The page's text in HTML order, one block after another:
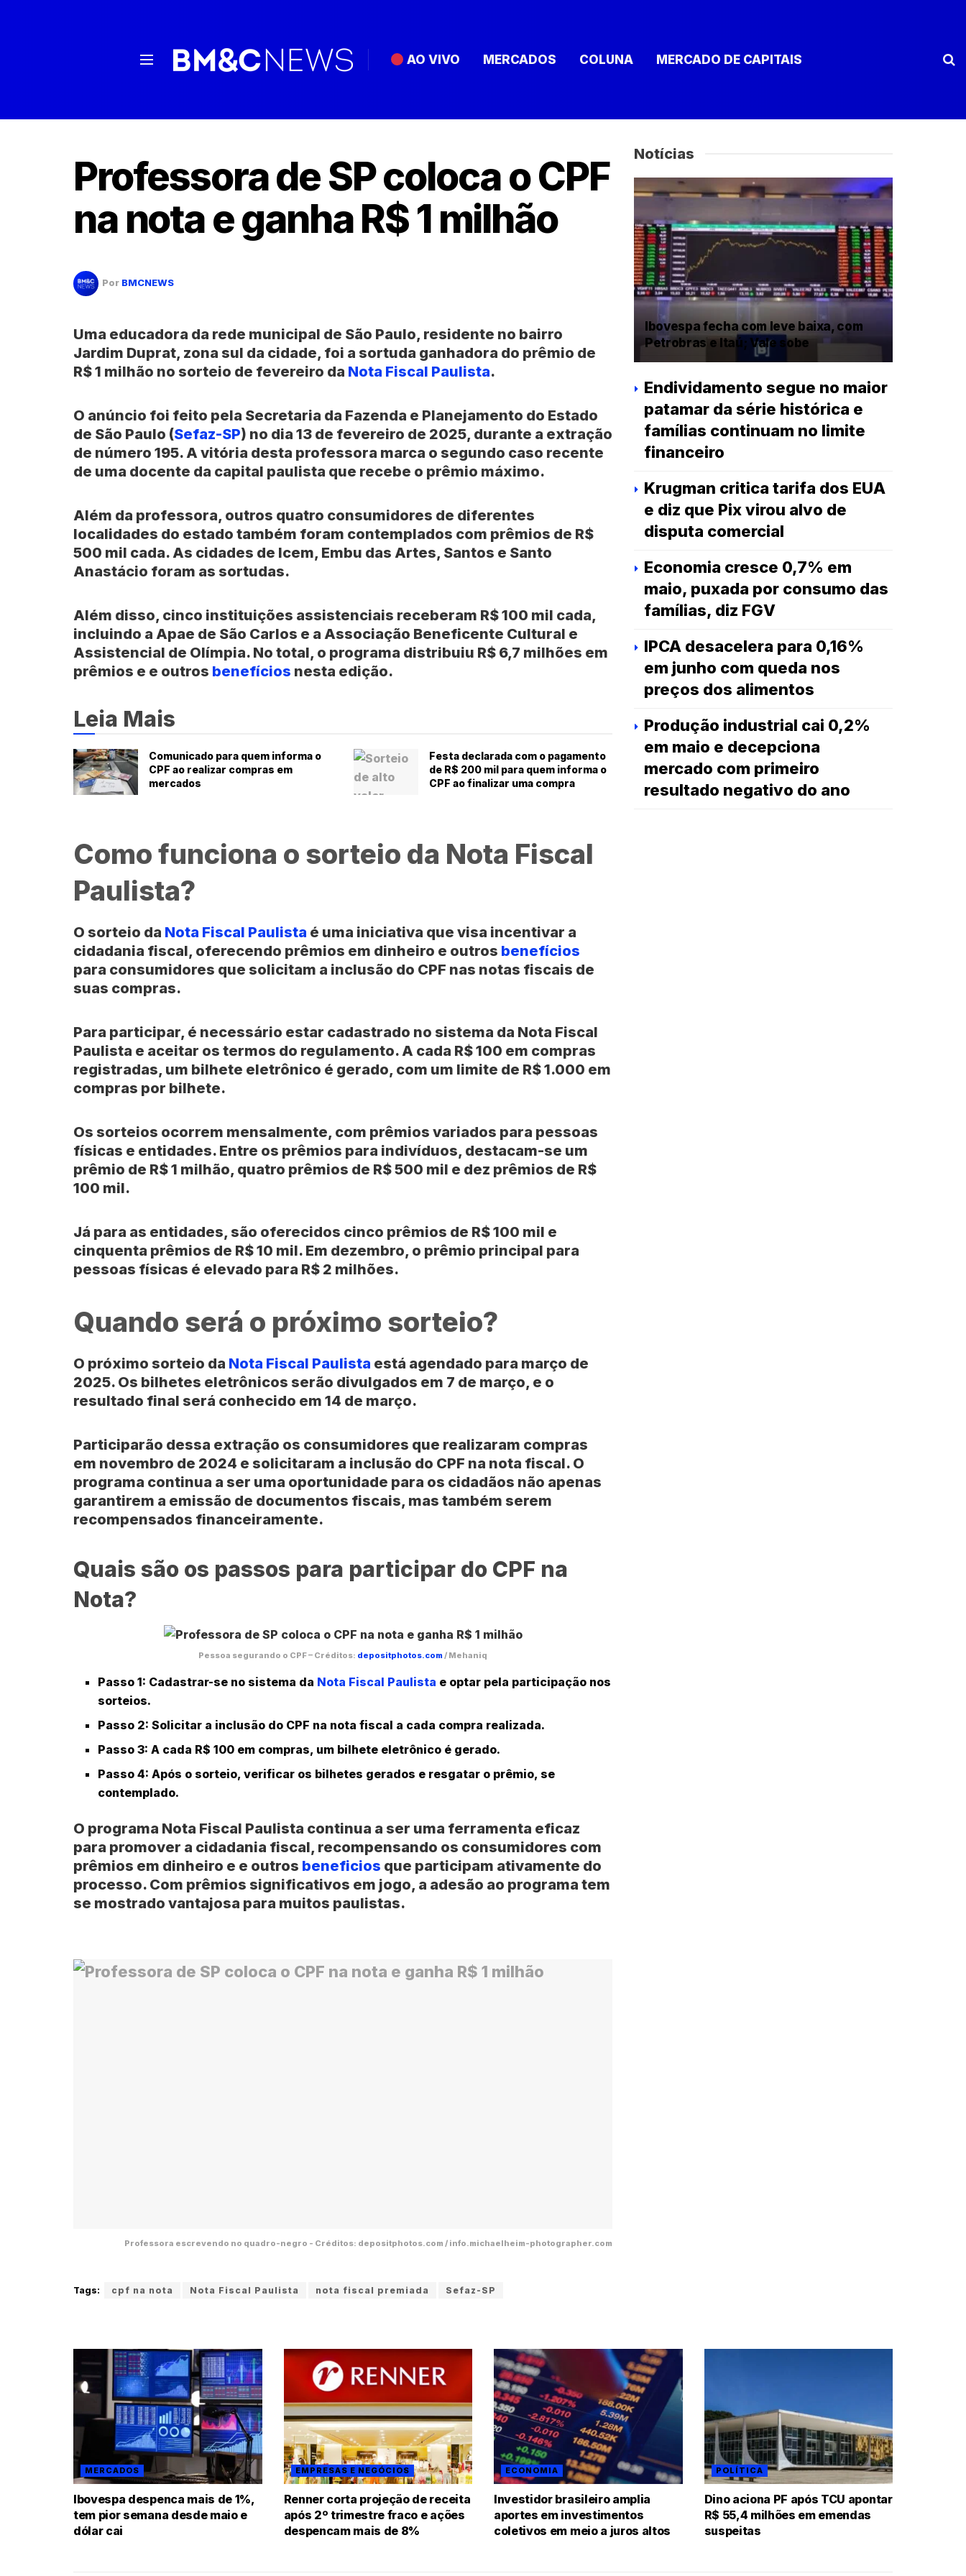
AO VIVO MERCADOS COLUNA MERCADO DE CAPITAIS
Professora de SP coloca o CPF
na nota e ganha R$ 1 milhão
Por BMCNEWS
Uma educadora da rede municipal de São Paulo, residente no bairro
Jardim Duprat, zona sul da cidade, foi a sortuda ganhadora do prêmio de
R$ 1 milhão no sorteio de fevereiro da Nota Fiscal Paulista.
O anúncio foi feito pela Secretaria da Fazenda e Planejamento do Estado
de São Paulo (Sefaz-SP) no dia 13 de fevereiro de 2025, durante a extração
de número 195. A vitória desta professora marca o segundo caso recente
de uma docente da capital paulista que recebe o prêmio máximo.
Além da professora, outros quatro consumidores de diferentes
localidades do estado também foram contemplados com prêmios de R$
500 mil cada. As cidades de Icem, Embu das Artes, Santos e Santo
Anastácio foram as sortudas.
Além disso, cinco instituições assistenciais receberam R$ 100 mil cada,
incluindo a Apae de São Carlos e a Associação Beneficente Cultural e
Assistencial de Olímpia. No total, o programa distribuiu R$ 6,7 milhões em
prêmios e e outros benefícios nesta edição.
Leia Mais
Comunicado para quem informa o
CPF ao realizar compras em
mercados
Festa declarada com o pagamento
de R$ 200 mil para quem informa o
CPF ao finalizar uma compra
Como funciona o sorteio da Nota Fiscal
Paulista?
O sorteio da Nota Fiscal Paulista é uma iniciativa que visa incentivar a
cidadania fiscal, oferecendo prêmios em dinheiro e outros benefícios
para consumidores que solicitam a inclusão do CPF nas notas fiscais de
suas compras.
Para participar, é necessário estar cadastrado no sistema da Nota Fiscal
Paulista e aceitar os termos do regulamento. A cada R$ 100 em compras
registradas, um bilhete eletrônico é gerado, com um limite de R$ 1.000 em
compras por bilhete.
Os sorteios ocorrem mensalmente, com prêmios variados para pessoas
físicas e entidades. Entre os prêmios para indivíduos, destacam-se um
prêmio de R$ 1 milhão, quatro prêmios de R$ 500 mil e dez prêmios de R$
100 mil.
Já para as entidades, são oferecidos cinco prêmios de R$ 100 mil e
cinquenta prêmios de R$ 10 mil. Em dezembro, o prêmio principal para
pessoas físicas é elevado para R$ 2 milhões.
Quando será o próximo sorteio?
O próximo sorteio da Nota Fiscal Paulista está agendado para março de
2025. Os bilhetes eletrônicos serão divulgados em 7 de março, e o
resultado final será conhecido em 14 de março.
Participarão dessa extração os consumidores que realizaram compras
em novembro de 2024 e solicitaram a inclusão do CPF na nota fiscal. O
programa continua a ser uma oportunidade para os cidadãos não apenas
garantirem a emissão de documentos fiscais, mas também serem
recompensados financeiramente.
Quais são os passos para participar do CPF na
Nota?
Pessoa segurando o CPF – Créditos: depositphotos.com/ Mehaniq
Passo 1: Cadastrar-se no sistema da Nota Fiscal Paulista e optar pela participação nos
sorteios.
Passo 2: Solicitar a inclusão do CPF na nota fiscal a cada compra realizada.
Passo 3: A cada R$ 100 em compras, um bilhete eletrônico é gerado.
Passo 4: Após o sorteio, verificar os bilhetes gerados e resgatar o prêmio, se
contemplado.
O programa Nota Fiscal Paulista continua a ser uma ferramenta eficaz
para promover a cidadania fiscal, recompensando os consumidores com
prêmios em dinheiro e e outros beneficios que participam ativamente do
processo. Com prêmios significativos em jogo, a adesão ao programa tem
se mostrado vantajosa para muitos paulistas.
Professora escrevendo no quadro-negro - Créditos: depositphotos.com / info.michaelheim-photographer.com
Tags: cpf na nota Nota Fiscal Paulista nota fiscal premiada Sefaz-SP
Notícias
Ibovespa fecha com leve baixa, com
Petrobras e Itaú; Vale sobe
Endividamento segue no maior
patamar da série histórica e
famílias continuam no limite
financeiro
Krugman critica tarifa dos EUA
e diz que Pix virou alvo de
disputa comercial
Economia cresce 0,7% em
maio, puxada por consumo das
famílias, diz FGV
IPCA desacelera para 0,16%
em junho com queda nos
preços dos alimentos
Produção industrial cai 0,2%
em maio e decepciona
mercado com primeiro
resultado negativo do ano
MERCADOS
Ibovespa despenca mais de 1%,
tem pior semana desde maio e
dólar cai
EMPRESAS E NEGÓCIOS
Renner corta projeção de receita
após 2º trimestre fraco e ações
despencam mais de 8%
ECONOMIA
Investidor brasileiro amplia
aportes em investimentos
coletivos em meio a juros altos
POLÍTICA
Dino aciona PF após TCU apontar
R$ 55,4 milhões em emendas
suspeitas